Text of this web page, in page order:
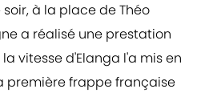
à la place de Théo
a réalisé une prestation
vitesse d'Elanga l'a mis en
première frappe française